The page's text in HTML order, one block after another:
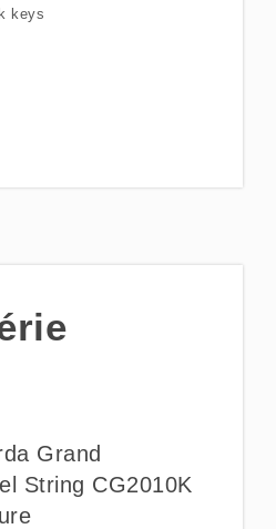
keys
Grand
String CG2010K